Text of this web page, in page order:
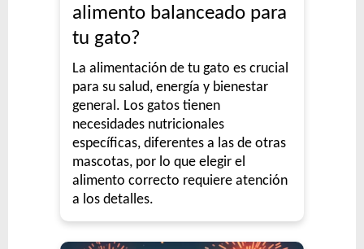
alimento balanceado para
tu gato?
La alimentación de tu gato es crucial
para su salud, energía y bienestar
general. Los gatos tienen
necesidades nutricionales
específicas, diferentes a las de otras
mascotas, por lo que elegir el
alimento correcto requiere atención
a los detalles.